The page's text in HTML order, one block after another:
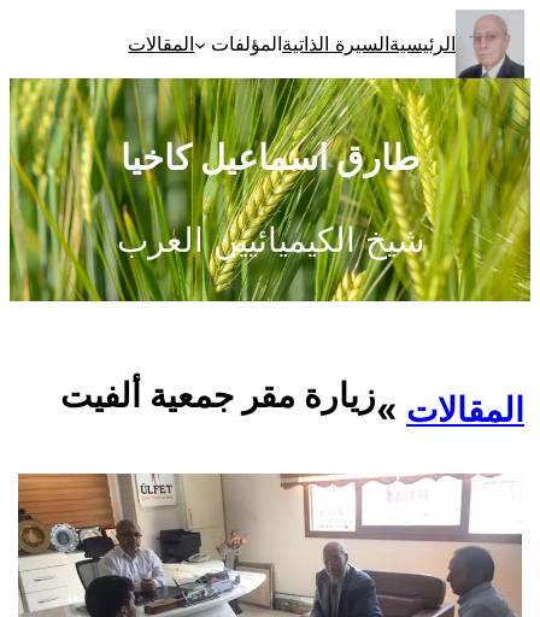
تخطى
إلى
المحتوى
الرئيسيةالسيرة الذاتيةالمؤلفات المقالات
طارق اسماعيل كاخيا
شيخ الكيميائيين العرب
المقالات »زيارة مقر جمعية ألفيت